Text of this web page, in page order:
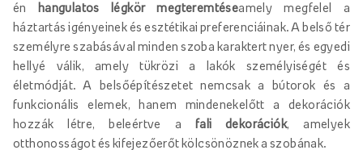
én
hangulatos légkör megteremtéseamely megfelel a
háztartás igényeinek és esztétikai preferenciáinak. A belső tér
személyre szabásával minden szoba karaktert nyer, és egyedi
hellyé válik, amely tükrözi a lakók személyiségét és
életmódját. A belsőépítészetet nemcsak a bútorok és a
funkcionális elemek, hanem mindenekelőtt a dekorációk
hozzák létre, beleértve a fali dekorációk, amelyek
otthonosságot és kifejezőerőt kölcsönöznek a szobának.